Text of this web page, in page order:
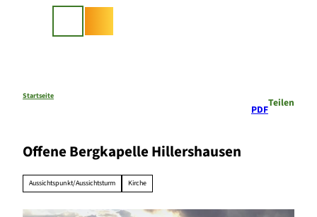
Startseite
PDF
Teilen
Offene Bergkapelle Hillershausen
Aussichtspunkt/Aussichtsturm Kirche